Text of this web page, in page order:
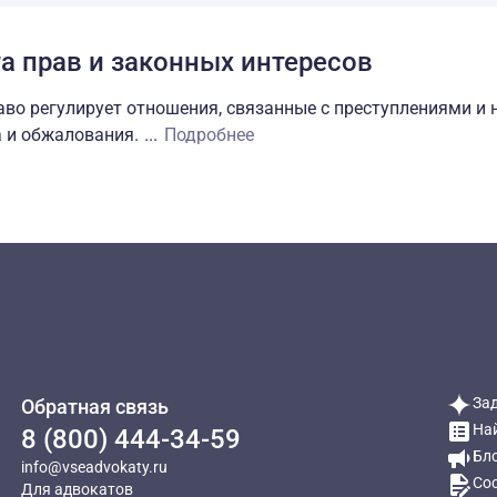
прав и законных интересов
регулирует отношения, связанные с
регулирует отношения, связанные с преступлениями
и обжалования. ... Подробнее
Обратная связь
8 (800) 444-34-59
info@vseadvokaty.ru
Для адвокатов